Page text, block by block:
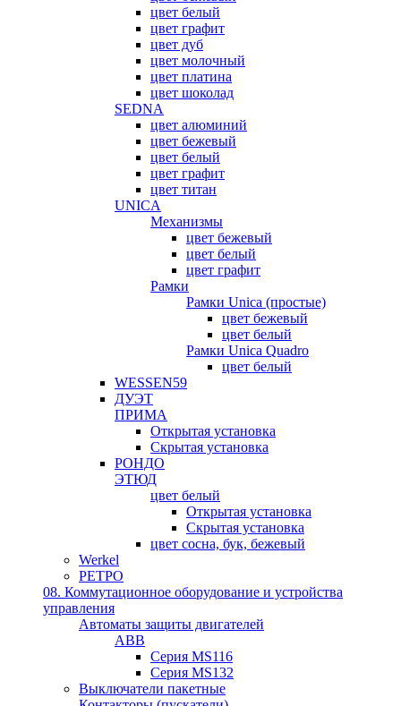
цвет белый
цвет графит
цвет дуб
цвет молочный
цвет платина
цвет шоколад
SEDNA
цвет алюминий
цвет бежевый
цвет белый
цвет графит
цвет титан
UNICA
Механизмы
цвет бежевый
цвет белый
цвет графит
Рамки
Рамки Unica (простые)
цвет бежевый
цвет белый
Рамки Unica Quadro
цвет белый
WESSEN59
ДУЭТ
ПРИМА
Открытая установка
Скрытая установка
РОНДО
ЭТЮД
цвет белый
Открытая установка
Скрытая установка
цвет сосна, бук, бежевый
Werkel
РЕТРО
08. Коммутационное оборудование и устройства
управления
Автоматы защиты двигателей
ABB
Серия MS116
Серия MS132
Выключатели пакетные